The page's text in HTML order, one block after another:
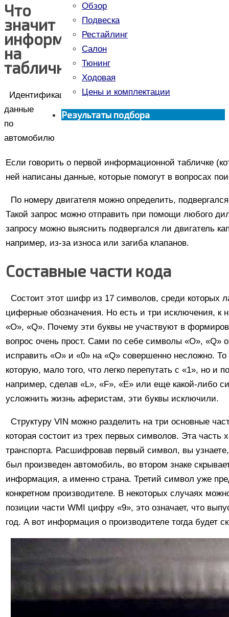
Что
значит
информация
на
табличках?
Идентификационные
данные
по
автомобилю
Если говорить о первой информационной табличке
ней написаны данные, которые помогут в вопросах
По номеру двигателя можно определить,
Такой запрос можно отправить при помощи любого
запросу можно выяснить подвергался ли двигатель
например, из-за износа или загиба клапанов.
Составные части кода
Состоит этот шифр из 17 символов, среди которых
циферные обозначения. Но есть и три исключения, к
«O», «Q». Почему эти буквы не участвуют в
вопрос очень прост. Сами по себе символы «O», «Q»
исправить «О» и «0» на «Q» совершенно несложно.
которую, мало того, что легко перепутать с «1», но и
например, сделав «L», «F», «E» или еще какой-либо
усложнить жизнь аферистам, эти буквы исключили.
Структуру VIN можно разделить на три основные
которая состоит из трех первых символов. Эта часть
транспорта. Расшифровав первый символ, вы узнаете,
был произведен автомобиль, во втором знаке
информация, а именно страна. Третий символ уже
конкретном производителе. В некоторых случаях
позиции части WMI цифру «9», это означает, что
год. А вот информация о производителе тогда будет
Обзор
Подвеска
Рестайлинг
Салон
Тюнинг
Ходовая
Цены и комплектации
Результаты подбора